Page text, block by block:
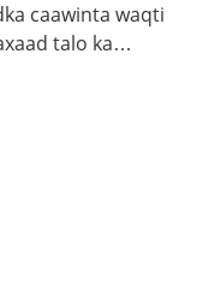
caawinta waqti
talo ka